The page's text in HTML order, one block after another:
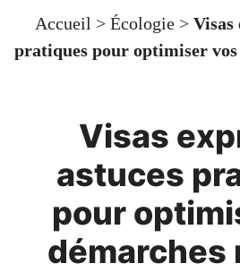
Accueil > Écologie > Visas
pratiques pour optimiser
Visas
astuces
pour
démarches